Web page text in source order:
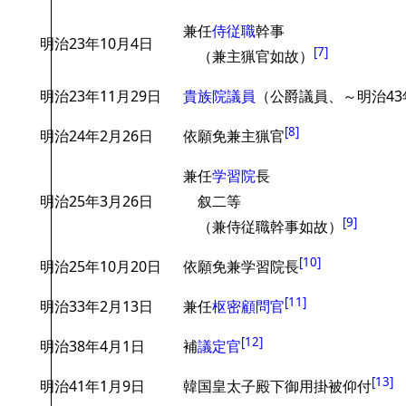
明治23年10月4日
兼任侍従職幹事
（兼主猟官如故）
[7]
明治23年11月29日 貴族院議員 （公爵議員、～明治43
明治24年2月26日
依願免兼主猟官[8]
明治25年3月26日
兼任学習院長
叙二等
（兼侍従職幹事如故）
[9]
明治25年10月20日 依願免兼学習院長[10]
明治33年2月13日 兼任枢密顧問官[11]
明治38年4月1日 補議定官[12]
明治41年1月9日 韓国皇太子殿下御用掛被仰付[13]